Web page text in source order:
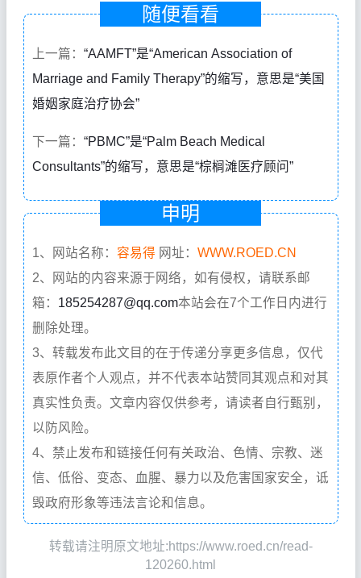
随便看看
上一篇： “AAMFT”是“American Association of
Marriage and Family Therapy”的缩写，意思是“美国
婚姻家庭治疗协会”
下一篇： “PBMC”是“Palm Beach Medical
Consultants”的缩写，意思是“棕榈滩医疗顾问”
申明
1、网站名称： 容易得 网址： WWW.ROED.CN
2、网站的内容来源于网络，如有侵权，请联系邮
箱： 185254287@qq.com本站会在7个工作日内进行
删除处理。
3、转载发布此文目的在于传递分享更多信息，仅代
表原作者个人观点，并不代表本站赞同其观点和对其
真实性负责。文章内容仅供参考，请读者自行甄别，
以防风险。
4、禁止发布和链接任何有关政治、色情、宗教、迷
信、低俗、变态、血腥、暴力以及危害国家安全，诋
毁政府形象等违法言论和信息。
转载请注明原文地址:https://www.roed.cn/read-
120260.html